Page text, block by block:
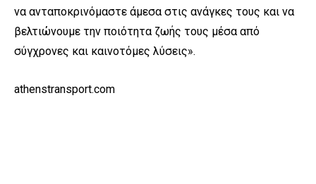
να ανταποκρινόμαστε άμεσα στις ανάγκες τους και να
βελτιώνουμε την ποιότητα ζωής τους μέσα από
σύγχρονες και καινοτόμες λύσεις».
athenstransport.com